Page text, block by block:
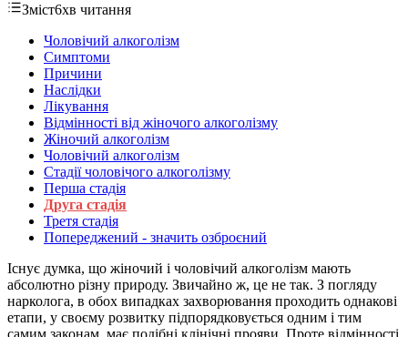
Зміст6хв читання
Чоловічий алкоголізм
Симптоми
Причини
Наслідки
Лікування
Відмінності від жіночого алкоголізму
Жіночий алкоголізм
Чоловічий алкоголізм
Стадії чоловічого алкоголізму
Перша стадія
Друга стадія
Третя стадія
Попереджений - значить озброєний
Існує думка, що жіночий і чоловічий алкоголізм мають
абсолютно різну природу. Звичайно ж, це не так. З погляду
нарколога, в обох випадках захворювання проходить однакові
етапи, у своєму розвитку підпорядковується одним і тим
самим законам, має подібні клінічні прояви. Проте відмінності